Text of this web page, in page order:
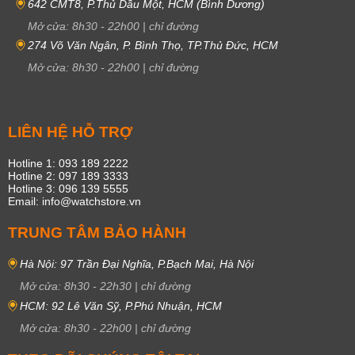
Còn với dây da, bạn sẽ có nhiều sự lựa chọn hơn về màu sắc, LTP
được thiết kế với những tone màu cực thời thượng để các bạn gái cân
nhắc như đỏ, hồng, đen, ghi,… Dây đeo đồng hồ chất liệu da mềm mại,
Chiếc Casio LTP hoạt động với phiên bản pin thạch anh là một khối liền
từng giây. Bên cạnh đó, tuổi thọ của pin cũng ưu trội hơn những dòng pin
thông thường khác, có thể lên tới 3 năm.
Ngoài cấu tạo pin ưu trội, đồng hồ Casio phiên bản LTP còn được trang
bị tính năng chống sốc. Với tính năng này, bạn sẽ hạn chế tối đa được
điểm hạn chế của dòng LTP là khó hoạt động và sửa chữa lại được nếu
Một số mẫu đồng hồ Casio LTP được ưa
chuộng nhất
642 CMT8, P.Thủ Dầu Một, HCM (Bình Dương)
Mở cửa: 8h30 - 22h00 | chỉ đường
274 Võ Văn Ngân, P. Bình Thọ, TP.Thủ Đức, HCM
Mở cửa: 8h30 - 22h00 | chỉ đường
LIÊN HỆ HỖ TRỢ
Hotline 1: 093 189 2222
Hotline 2: 097 189 3333
Hotline 3: 096 139 5555
Email: info@watchstore.vn
TRUNG TÂM BẢO HÀNH
Hà Nội: 97 Trần Đại Nghĩa, P.Bạch Mai, Hà Nội
Mở cửa: 8h30 - 22h30 | chỉ đường
HCM: 92 Lê Văn Sỹ, P.Phú Nhuận, HCM
Mở cửa: 8h30 - 22h00 | chỉ đường